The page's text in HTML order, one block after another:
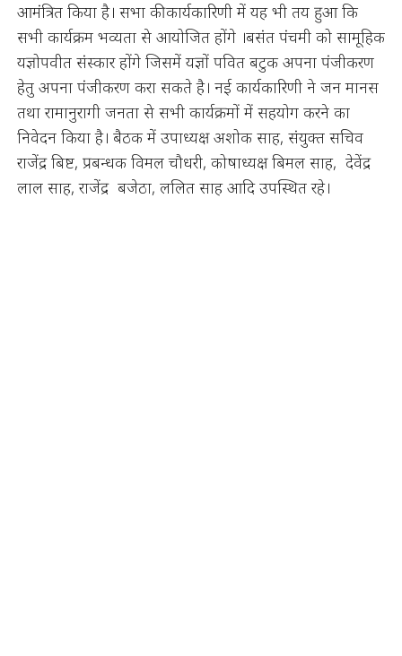
आमंत्रित किया है। सभा की कार्यकारिणी में यह भी तय हुआ कि
सभी कार्यक्रम भव्यता से आयोजित होंगे ।बसंत पंचमी को सामूहिक
यज्ञोपवीत संस्कार होंगे जिसमें यज्ञों पवित बटुक अपना पंजीकरण
हेतु अपना पंजीकरण करा सकते है। नई कार्यकारिणी ने जन मानस
तथा रामानुरागी जनता से सभी कार्यक्रमों में सहयोग करने का
निवेदन किया है। बैठक में उपाध्यक्ष अशोक साह, संयुक्त सचिव
राजेंद्र बिष्ट, प्रबन्धक विमल चौधरी, कोषाध्यक्ष बिमल साह, देवेंद्र
लाल साह, राजेंद्र बजेठा, ललित साह आदि उपस्थित रहे।